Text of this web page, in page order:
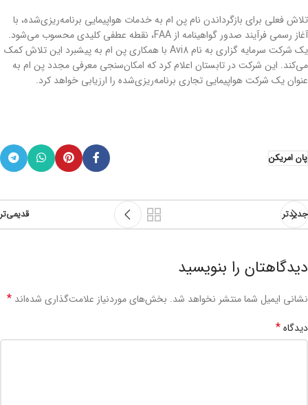
تلاش فعلی برای بازگرداندن نام پن ام به خدمات هواپیمایی برنامه‌ریزی‌شده، با
آغاز رسمی فرآیند صدور گواهینامه از FAA، نقطه عطفی کلیدی محسوب می‌شود.
یک شرکت سرمایه گزاری به نام Avi8 با همکاری پن ام به پیشبرد این تلاش کمک
می‌کند. این شرکت در تابستان اعلام کرد که امکان‌سنجی معرفی مجدد پن ام به
عنوان یک شرکت هواپیمایی تجاری برنامه‌ریزی‌شده را ارزیابی خواهد کرد.
پان امریکن
جدیدتر قدیمی‌تر
دیدگاهتان را بنویسید
نشانی ایمیل شما منتشر نخواهد شد. بخش‌های موردنیاز علامت‌گذاری شده‌اند *
دیدگاه*